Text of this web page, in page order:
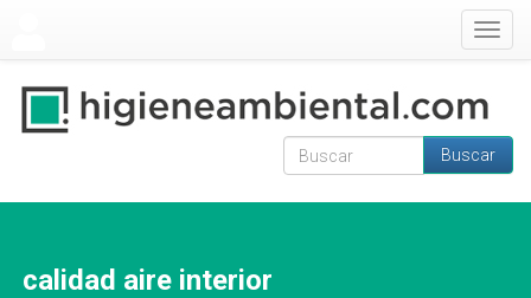
Formulario de
Buscar
calidad aire interior